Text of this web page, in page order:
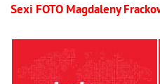
Sexi FOTO Magdaleny